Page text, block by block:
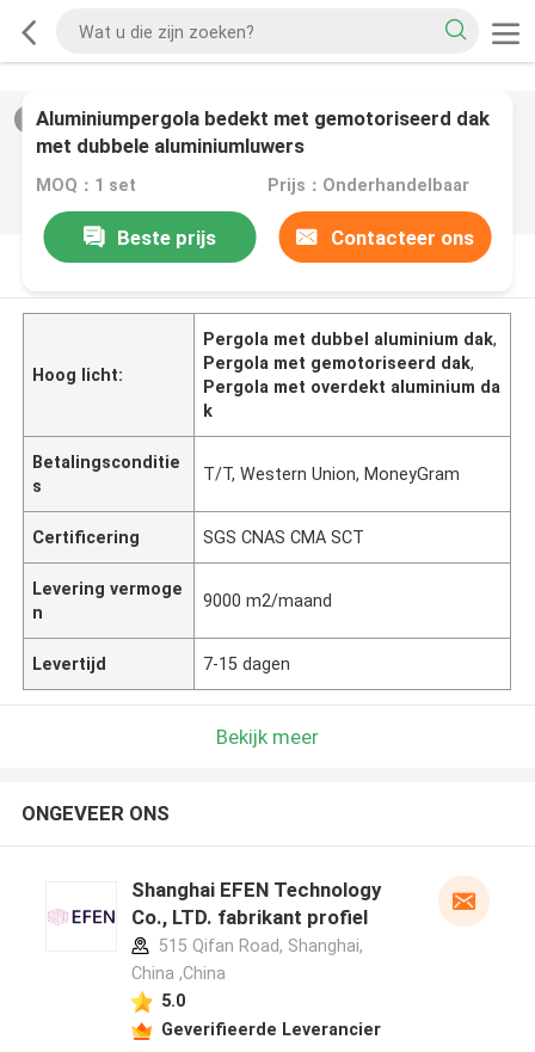
/ 0
Aluminiumpergola bedekt met gemotoriseerd dak
met dubbele aluminiumluwers
MOQ：1 set Prijs：Onderhandelbaar
Beste prijs
Contacteer ons
PRODUCTOMSCHRIJVING
Hoog licht:
Pergola met dubbel aluminium dak,
Pergola met gemotoriseerd dak,
Pergola met overdekt aluminium da
k
Betalingsconditie
s
T/T, Western Union, MoneyGram
Certificering SGS CNAS CMA SCT
Levering vermoge
n
9000 m2/maand
Levertijd 7-15 dagen
Bekijk meer
ONGEVEER ONS
Shanghai EFEN Technology
Co., LTD. fabrikant profiel
515 Qifan Road, Shanghai,
China ,China
5.0
Geverifieerde Leverancier